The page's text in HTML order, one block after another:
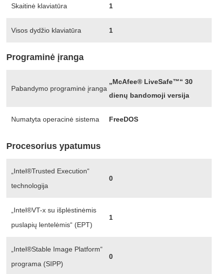
Skaitinė klaviatūra 1
Visos dydžio klaviatūra 1
Programinė įranga
Pabandymo programinė įranga
„McAfee® LiveSafe™“ 30
dienų bandomoji versija
Numatyta operacinė sistema FreeDOS
Procesorius ypatumus
„Intel®Trusted Execution“
technologija
0
„Intel®VT-x su išplėstinėmis
puslapių lentelėmis“ (EPT)
1
„Intel®Stable Image Platform“
programa (SIPP)
0